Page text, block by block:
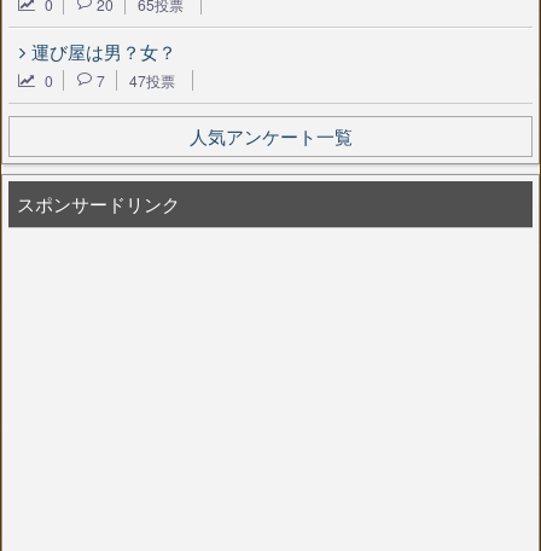
0 20 65投票
運び屋は男？女？
0 7 47投票
人気アンケート一覧
スポンサードリンク